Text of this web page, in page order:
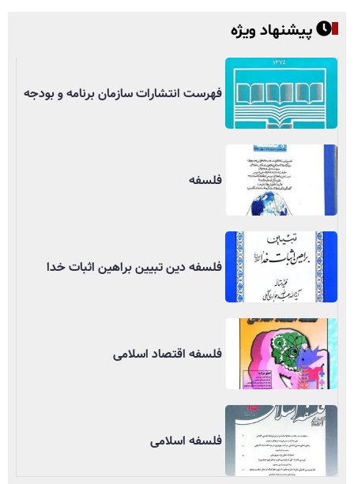
پیشنهاد ویژه
فهرست انتشارات سازمان برنامه و بودجه
فلسفه
فلسفه دین تبیین براهین اثبات خدا
فلسفه اقتصاد اسلامی
فلسفه اسلامی